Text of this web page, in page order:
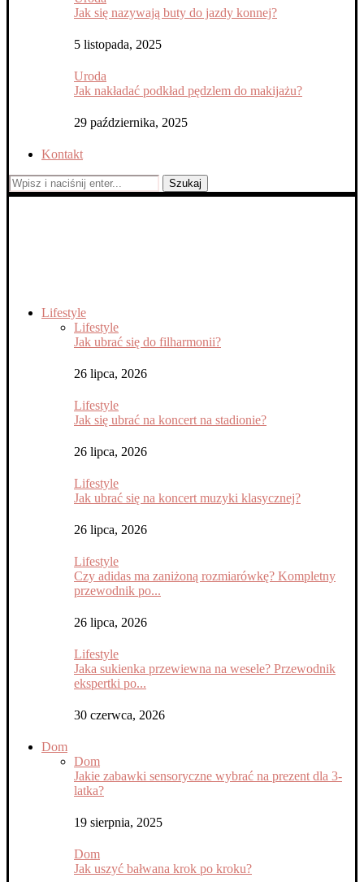
Jak się nazywają buty do jazdy konnej?
5 listopada, 2025
Uroda
Jak nakładać podkład pędzlem do makijażu?
29 października, 2025
Kontakt
Szukaj
Lifestyle
Lifestyle
Jak ubrać się do filharmonii?
26 lipca, 2026
Lifestyle
Jak się ubrać na koncert na stadionie?
26 lipca, 2026
Lifestyle
Jak ubrać się na koncert muzyki klasycznej?
26 lipca, 2026
Lifestyle
Czy adidas ma zaniżoną rozmiarówkę? Kompletny
przewodnik po...
26 lipca, 2026
Lifestyle
Jaka sukienka przewiewna na wesele? Przewodnik
ekspertki po...
30 czerwca, 2026
Dom
Dom
Jakie zabawki sensoryczne wybrać na prezent dla 3-
latka?
19 sierpnia, 2025
Dom
Jak uszyć bałwana krok po kroku?